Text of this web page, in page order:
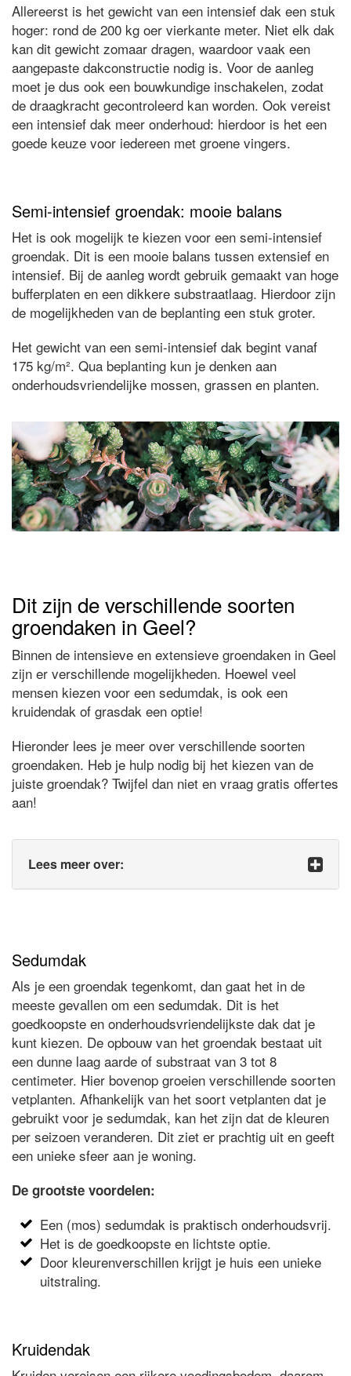
Allereerst is het gewicht van een intensief dak een stuk
hoger: rond de 200 kg oer vierkante meter. Niet elk dak
kan dit gewicht zomaar dragen, waardoor vaak een
aangepaste dakconstructie nodig is. Voor de aanleg
moet je dus ook een bouwkundige inschakelen, zodat
de draagkracht gecontroleerd kan worden. Ook vereist
een intensief dak meer onderhoud: hierdoor is het een
goede keuze voor iedereen met groene vingers.
Semi-intensief groendak: mooie balans
Het is ook mogelijk te kiezen voor een semi-intensief
groendak. Dit is een mooie balans tussen extensief en
intensief. Bij de aanleg wordt gebruik gemaakt van hoge
bufferplaten en een dikkere substraatlaag. Hierdoor zijn
de mogelijkheden van de beplanting een stuk groter.
Het gewicht van een semi-intensief dak begint vanaf
175 kg/m². Qua beplanting kun je denken aan
onderhoudsvriendelijke mossen, grassen en planten.
Dit zijn de verschillende soorten
groendaken in Geel?
Binnen de intensieve en extensieve groendaken in Geel
zijn er verschillende mogelijkheden. Hoewel veel
mensen kiezen voor een sedumdak, is ook een
kruidendak of grasdak een optie!
Hieronder lees je meer over verschillende soorten
groendaken. Heb je hulp nodig bij het kiezen van de
juiste groendak? Twijfel dan niet en vraag gratis offertes
aan!
Lees meer over:
Sedumdak
Als je een groendak tegenkomt, dan gaat het in de
meeste gevallen om een sedumdak. Dit is het
goedkoopste en onderhoudsvriendelijkste dak dat je
kunt kiezen. De opbouw van het groendak bestaat uit
een dunne laag aarde of substraat van 3 tot 8
centimeter. Hier bovenop groeien verschillende soorten
vetplanten. Afhankelijk van het soort vetplanten dat je
gebruikt voor je sedumdak, kan het zijn dat de kleuren
per seizoen veranderen. Dit ziet er prachtig uit en geeft
een unieke sfeer aan je woning.
De grootste voordelen:
Een (mos) sedumdak is praktisch onderhoudsvrij.
Het is de goedkoopste en lichtste optie.
Door kleurenverschillen krijgt je huis een unieke
uitstraling.
Kruidendak